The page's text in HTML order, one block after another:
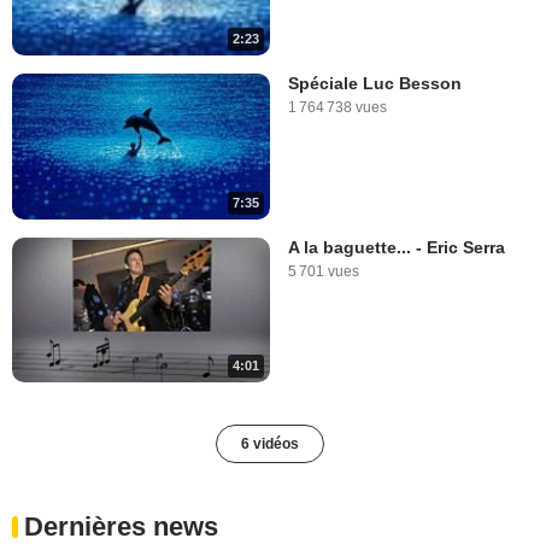
2:23
7:35
Spéciale Luc Besson
1 764 738 vues
4:01
A la baguette... - Eric Serra
5 701 vues
6 vidéos
Dernières news